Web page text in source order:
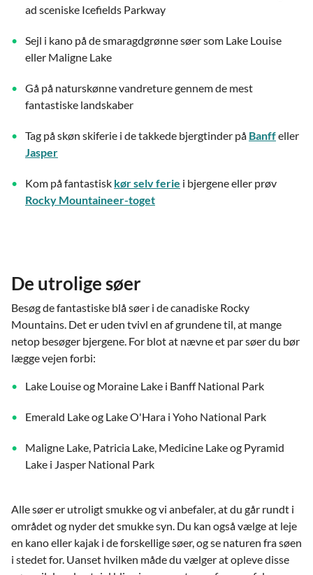
ad sceniske Icefields Parkway
Sejl i kano på de smaragdgrønne søer som Lake Louise
eller Maligne Lake
Gå på naturskønne vandreture gennem de mest
fantastiske landskaber
Tag på skøn skiferie i de takkede bjergtinder på Banffeller
Jasper
Kom på fantastisk kør selv ferie i bjergene eller prøv
Rocky Mountaineer-toget
De utrolige søer
Besøg de fantastiske blå søer i de canadiske Rocky
Mountains. Det er uden tvivl en af grundene til, at mange
netop besøger bjergene. For blot at nævne et par søer du bør
lægge vejen forbi:
Lake Louise og Moraine Lake i Banff National Park
Emerald Lake og Lake O'Hara i Yoho National Park
Maligne Lake, Patricia Lake, Medicine Lake og Pyramid
Lake i Jasper National Park
Alle søer er utroligt smukke og vi anbefaler, at du går rundt i
området og nyder det smukke syn. Du kan også vælge at leje
en kano eller kajak i de forskellige søer, og se naturen fra søen
i stedet for. Uanset hvilken måde du vælger at opleve disse